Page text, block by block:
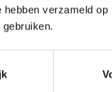
hebben verzameld